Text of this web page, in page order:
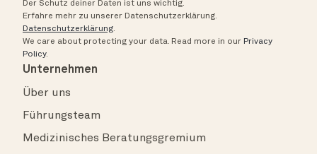
Der Schutz deiner Daten ist uns wichtig.
Erfahre mehr zu unserer Datenschutzerklärung.
Datenschutzerklärung.
We care about protecting your data. Read more in our Privacy
Policy.
Unternehmen
Über uns
Führungsteam
Medizinisches Beratungsgremium